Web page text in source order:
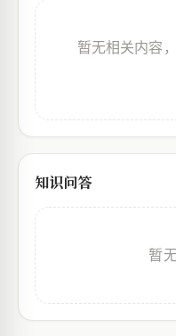
暂无相关内容
知识问答
暂